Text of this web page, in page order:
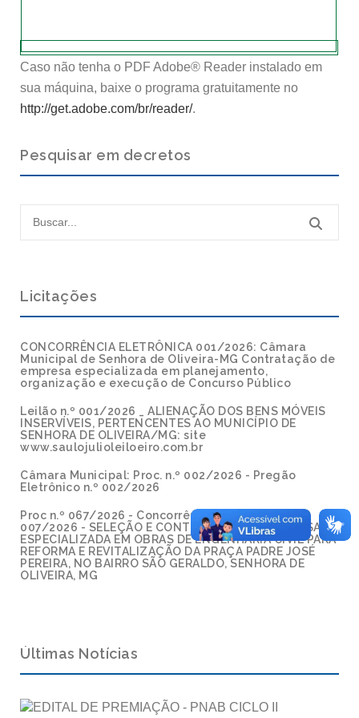
Caso não tenha o PDF Adobe® Reader instalado em
sua máquina, baixe o programa gratuitamente no
http://get.adobe.com/br/reader/.
Pesquisar em decretos
Licitações
CONCORRÊNCIA ELETRÔNICA 001/2026: Câmara
Municipal de Senhora de Oliveira-MG Contratação de
empresa especializada em planejamento,
organização e execução de Concurso Público
Leilão n.º 001/2026 _ ALIENAÇÃO DOS BENS MÓVEIS
INSERVÍVEIS, PERTENCENTES AO MUNICÍPIO DE
SENHORA DE OLIVEIRA/MG: site
www.saulojulioleiloeiro.com.br
Câmara Municipal: Proc. n.º 002/2026 - Pregão
Eletrônico n.º 002/2026
Proc n.º 067/2026 - Concorrência Eletrônica n.º
007/2026 - SELEÇÃO E CONTRATAÇÃO DE EMPRESA
ESPECIALIZADA EM OBRAS DE ENGENHARIA CIVIL PARA
REFORMA E REVITALIZAÇÃO DA PRAÇA PADRE JOSÉ
PEREIRA, NO BAIRRO SÃO GERALDO, SENHORA DE
OLIVEIRA, MG
Últimas Notícias